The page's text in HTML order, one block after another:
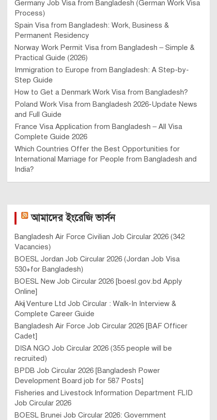
Germany Job Visa from Bangladesh (German Work Visa
Process)
Spain Visa from Bangladesh: Work, Business &
Permanent Residency
Norway Work Permit Visa from Bangladesh – Simple &
Practical Guide (2026)
Immigration to Europe from Bangladesh: A Step-by-
Step Guide
How to Get a Denmark Work Visa from Bangladesh?
Poland Work Visa from Bangladesh 2026-Update News
and Full Guide
France Visa Application from Bangladesh – All Visa
Complete Guide 2026
Which Countries Offer the Best Opportunities for
International Marriage for People from Bangladesh and
India?
আমাদের ইংরেজি ভার্সন
Bangladesh Air Force Civilian Job Circular 2026 (342
Vacancies)
BOESL Jordan Job Circular 2026 (Jordan Job Visa
530+for Bangladesh)
BOESL New Job Circular 2026 [boesl.gov.bd Apply
Online]
Akij Venture Ltd Job Circular : Walk-In Interview &
Complete Career Guide
Bangladesh Air Force Job Circular 2026 [BAF Officer
Cadet]
DISA NGO Job Circular 2026 (355 people will be
recruited)
BPDB Job Circular 2026 [Bangladesh Power
Development Board job for 587 Posts]
Fisheries and Livestock Information Department FLID
Job Circular 2026
BOESL Brunei Job Circular 2026: Government